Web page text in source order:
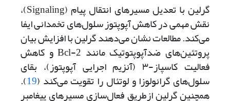
گرلین با تعدیل مسیرهای انتقال پیام (Signaling)،
نقش مهمی در کاهش آپوپتوز سلول‌های تخمدانی ایفا
می‌کند. مطالعات نشان می‌دهند گرلین با افزایش بیان
پروتئین‌های ضد‌آپوپتوتیک مانند Bcl-2 و کاهش
فعالیت کاسپاز-۳ (آنزیم اجرایی آپوپتوز)، بقای
سلول‌های گرانولوزا و لوتئال را تقویت می‌کند ‌(19
).
همچنین گرلین از‌طریق فعال‌سازی مسیرهای پیغامبر